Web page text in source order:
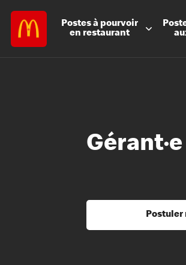
Postes à pourvoir
en restaurant